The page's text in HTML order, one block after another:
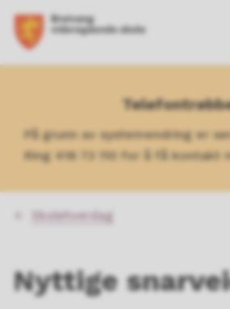
På grunn av systemendring er
Ring 418 73 110 for å få kontakt
Du
Skolehverdag
Nyttige